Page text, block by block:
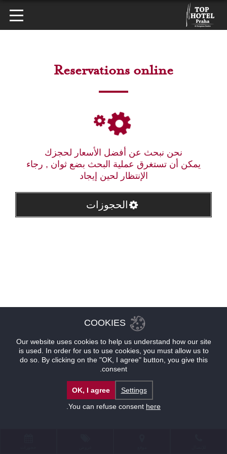
Reservations online
نحن نبحث عن أفضل الأسعار لحجزك
يمكن أن تستغرق عملية البحث بضع ثوان , رجاء
الإنتظار لحين إيجاد
الحجوزات
COOKIES
Our website uses cookies to help us understand how our site
is used. In order for us to use cookies, you must allow us to
do so. By clicking on the "OK, I agree" button, you give this
consent.
Settings
OK, I agree
You can refuse consent here
.